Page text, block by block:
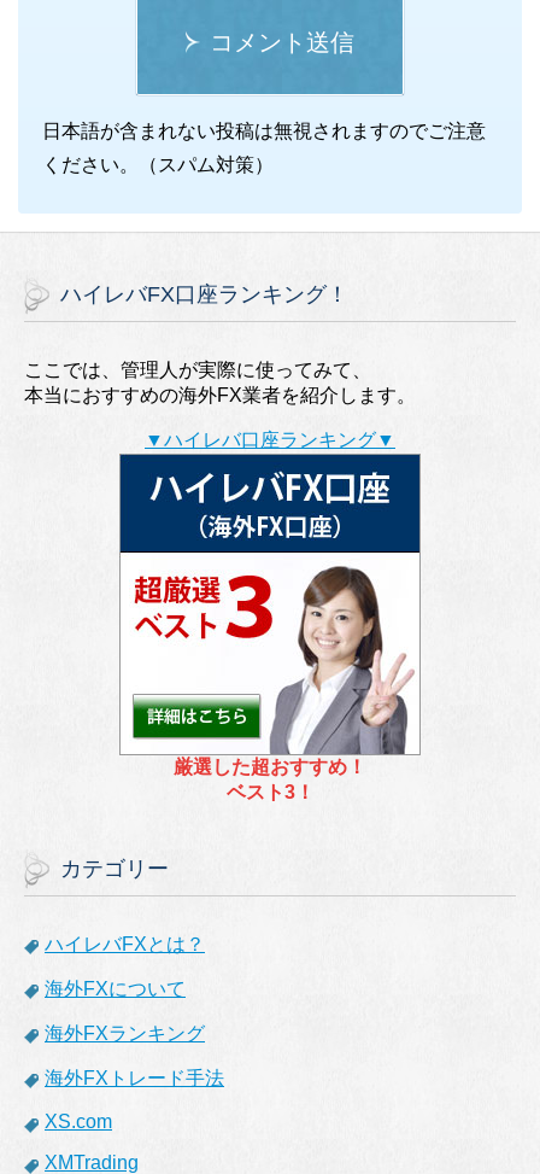
コメント送信
日本語が含まれない投稿は無視されますのでご注意
ください。（スパム対策）
ハイレバFX口座ランキング！
ここでは、管理人が実際に使ってみて、
本当におすすめの海外FX業者を紹介します。
▼ハイレバ口座ランキング▼
厳選した超おすすめ！
ベスト3！
カテゴリー
ハイレバFXとは？
海外FXについて
海外FXランキング
海外FXトレード手法
XS.com
XMTrading